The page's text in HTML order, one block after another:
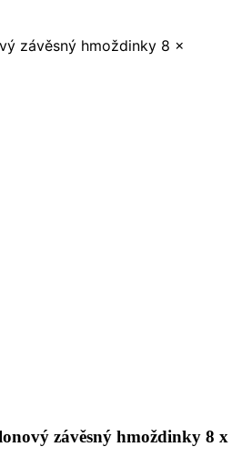
závěsný hmoždinky 8 x
závěsný hmoždinky 8 x